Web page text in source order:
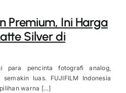
Premium, Ini Harga
Silver di
para pencinta fotografi analog,
luas. FUJIFILM Indonesia
warna [...]